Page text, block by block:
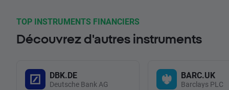
TOP INSTRUMENTS FINANCIERS
Découvrez d'autres instruments
DBK.DE
Deutsche Bank AG
BARC.UK
Barclays PLC